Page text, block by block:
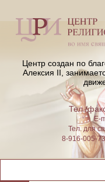
Центр создан по
Алексия II,
Тел./
E-
Тел. для
8-916-005-